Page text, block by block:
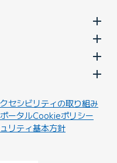
セシビリティの取り組み
ータルCookieポリシー
リティ基本方針